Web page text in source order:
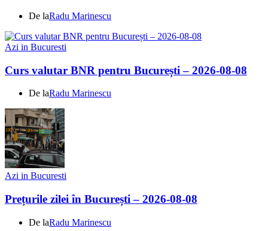
De laRadu Marinescu
Azi in Bucuresti
Curs valutar BNR pentru București – 2026-08-08
De laRadu Marinescu
Azi in Bucuresti
Prețurile zilei în București – 2026-08-08
De laRadu Marinescu